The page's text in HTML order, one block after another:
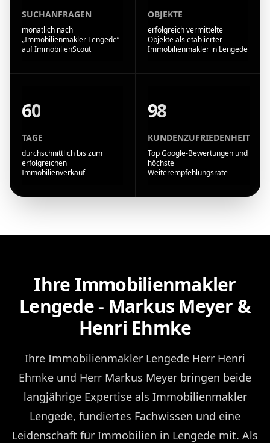
SUCHANFRAGEN
monatlich nach
„Immobilienmakler Lengede“
auf ImmobilienScout
OBJEKTE
erfolgreich vermittelte
Objekte als etablierter
Immobilienmakler in Lengede
60
TAGE
durchschnittlich bis zum
erfolgreichen
Immobilienverkauf
98
KUNDENZUFRIEDENHEIT
Top Google-Bewertungen und
höchste
Weiterempfehlungsrate
Ihre Immobilienmakler
Lengede - Markus Meyer &
Henri Ehmke
Ihre Immobilienmakler Lengede Herr Henri
Ehmke und Herr Markus Meyer bringen beide
langjährige Expertise als Immobilienmakler
Lengede, fundiertes Fachwissen und eine
Leidenschaft für Immobilien in Lengede mit. Als